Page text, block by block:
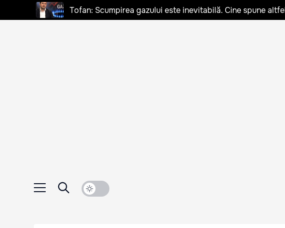
Tofan: Scumpirea gazului este inevitabilă. Cine spune